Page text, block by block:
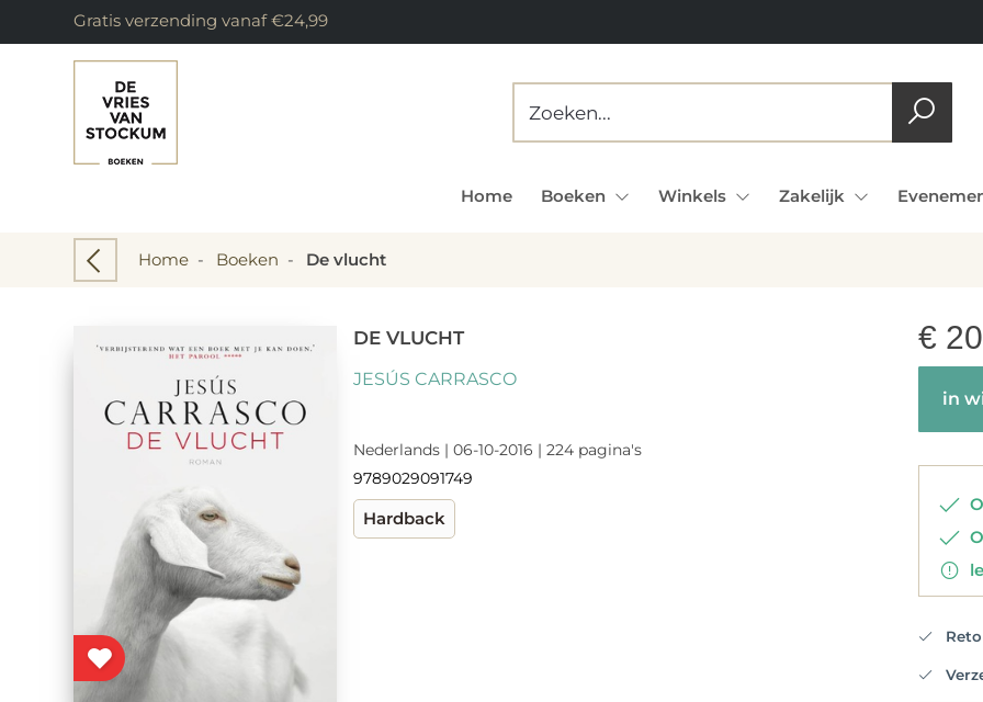
Gratis verzending vanaf €24,99
Home Boeken Winkels Zakelijk
Home - Boeken - De vlucht
DE VLUCHT
JESÚS CARRASCO
Nederlands | 06-10-2016 | 224 pagina's
9789029091749
Hardback
€
in